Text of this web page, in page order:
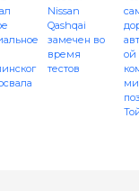
Nissan
Qashqai
замечен во
время
тестов
ой